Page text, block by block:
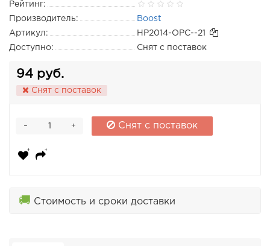
Рейтинг:
Производитель:
Boost
Артикул:
HP2014-OPC--21
Доступно:
Снят с поставок
94 руб.
Снят с поставок
+
- Снят с поставок
🚚 Стоимость и сроки доставки